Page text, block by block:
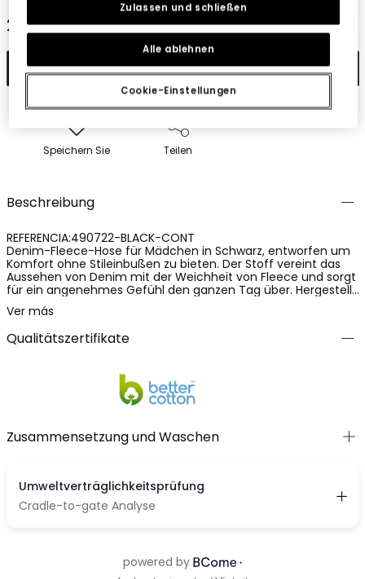
22,95 €
In den Warenkorb
Speichern Sie Teilen
Beschreibung
REFERENCIA:490722-BLACK-CONT
Denim-Fleece-Hose für Mädchen in Schwarz, entworfen um
Komfort ohne Stileinbußen zu bieten. Der Stoff vereint das
Aussehen von Denim mit der Weichheit von Fleece und sorgt
für ein angenehmes Gefühl den ganzen Tag über. Hergestellt
aus einer Mischung von 78% Baumwolle, 15% Polyester und 7%
Elasthan, gewährleistet sie Elastizität, Widerstandsfähigkeit
und Bewegungsfreiheit. Ein funktionales und vielseitiges
Kleidungsstück, ideal für den täglichen Gebrauch.
Ver más
Qualitätszertifikate
Zusammensetzung und Waschen
Cookie-Einstellungen
Alle ablehnen
Zulassen und schließen